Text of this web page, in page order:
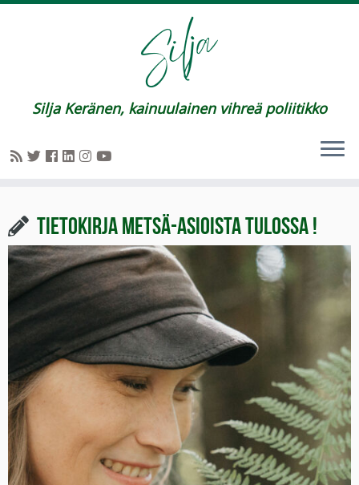
Silja Keränen, kainuulainen vihreä poliitikko
Tietokirja metsä-asioista tulossa !